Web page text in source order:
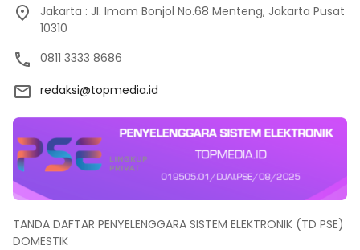
Jakarta : JI. Imam Bonjol No.68 Menteng, Jakarta Pusat
10310
0811 3333 8686
redaksi@topmedia.id
TANDA DAFTAR PENYELENGGARA SISTEM ELEKTRONIK (TD PSE)
DOMESTIK